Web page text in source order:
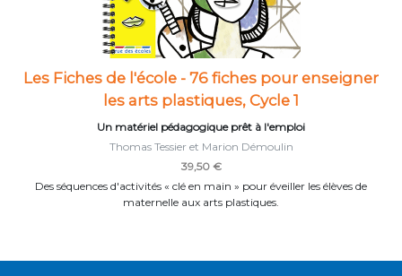
Les Fiches de l'école - 76 fiches pour enseigner
les arts plastiques, Cycle 1
Un matériel pédagogique prêt à l'emploi
Thomas Tessier et Marion Démoulin
39,50 €
Des séquences d'activités « clé en main » pour éveiller les élèves de
maternelle aux arts plastiques.